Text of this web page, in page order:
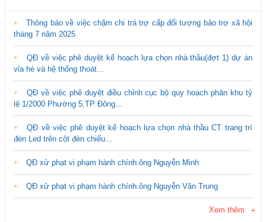
Thông báo về việc chậm chi trả trợ cấp đối tượng bảo trợ xã hội
tháng 7 năm 2025
QĐ về việc phê duyệt kế hoạch lựa chọn nhà thầu(đợt 1) dự án
vỉa hè và hệ thống thoát...
QĐ về việc phê duyệt điều chỉnh cục bộ quy hoạch phân khu tỷ
lệ 1/2000 Phường 5,TP Đông...
QĐ về việc phê duyệt kế hoạch lựa chọn nhà thầu CT trang trí
đèn Led trên cột đèn chiếu...
QĐ xử phạt vi phạm hành chính.ông Nguyễn Minh
QĐ xử phạt vi phạm hành chính.ông Nguyễn Văn Trung
Xem thêm